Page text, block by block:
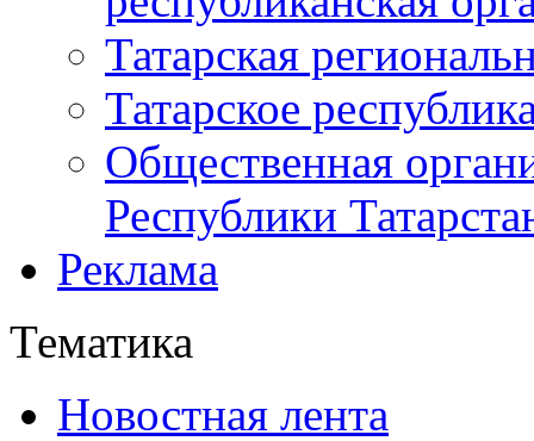
Татарская
Татарское
Общественная
Республики
Реклама
Тематика
Новостная лента